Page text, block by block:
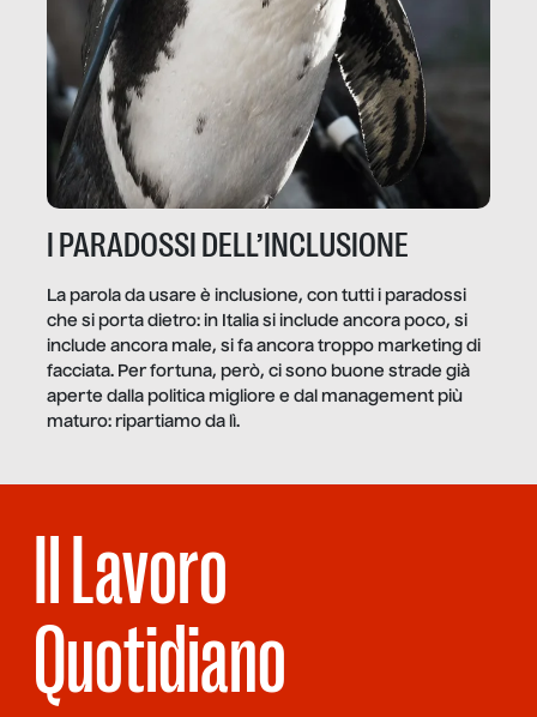
I PARADOSSI DELL’INCLUSIONE
La parola da usare è inclusione, con tutti i paradossi
che si porta dietro: in Italia si include ancora poco, si
include ancora male, si fa ancora troppo marketing di
facciata. Per fortuna, però, ci sono buone strade già
aperte dalla politica migliore e dal management più
maturo: ripartiamo da lì.
Il Lavoro
Quotidiano